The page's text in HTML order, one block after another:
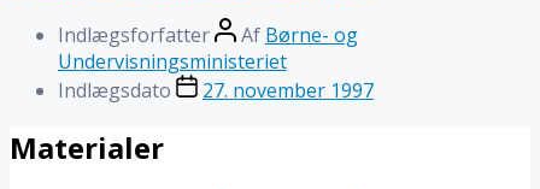
Indlægsforfatter
Af Børne- og
Undervisningsministeriet
Indlægsdato
27. november 1997
Materialer